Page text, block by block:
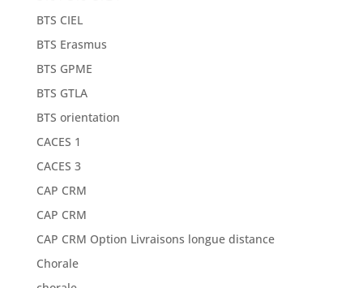
BTS CIEL
BTS Erasmus
BTS GPME
BTS GTLA
BTS orientation
CACES 1
CACES 3
CAP CRM
CAP CRM
CAP CRM Option Livraisons longue distance
Chorale